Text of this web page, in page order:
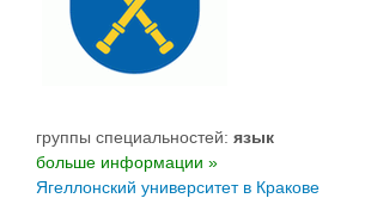
группы специальностей: язык
больше информации »
Ягеллонский университет в Кракове